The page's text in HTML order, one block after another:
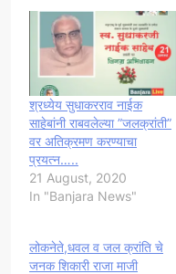
श्रध्येय सुधाकरराव नाईक
साहेबांनी राबवलेल्या ”जलक्रांती”
वर अतिक्रमण करण्याचा
प्रयत्न…..
21 August, 2020
In "Banjara News"
लोकनेते,धवल व जल क्रांति चे
जनक शिकारी राजा माजी